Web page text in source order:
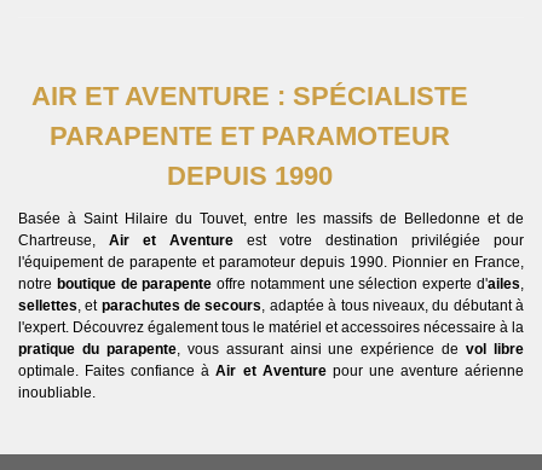
AIR ET AVENTURE : SPÉCIALISTE
PARAPENTE ET PARAMOTEUR
DEPUIS 1990
Basée à Saint Hilaire du Touvet, entre les massifs de Belledonne et de
Chartreuse, Air et Aventure est votre destination privilégiée pour
l'équipement de parapente et paramoteur depuis 1990. Pionnier en France,
notre boutique de parapente offre notamment une sélection experte d'ailes
sellettes , et parachutes de secours , adaptée à tous niveaux, du débutant à
l'expert. Découvrez également tous le matériel et accessoires nécessaire à la
pratique du parapente, vous assurant ainsi une expérience devol libre
optimale. Faites confiance àAir et Aventurepour une aventure aérienne
inoubliable.